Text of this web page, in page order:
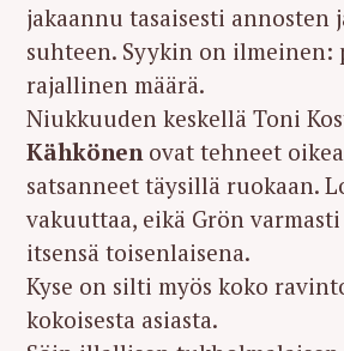
jakaannu tasaisesti annosten
suhteen. Syykin on ilmeinen:
rajallinen määrä.
Niukkuuden keskellä Toni
Kähkönen ovat tehneet
satsanneet täysillä ruokaan.
vakuuttaa, eikä Grön
itsensä toisenlaisena.
Kyse on silti myös koko
kokoisesta asiasta.